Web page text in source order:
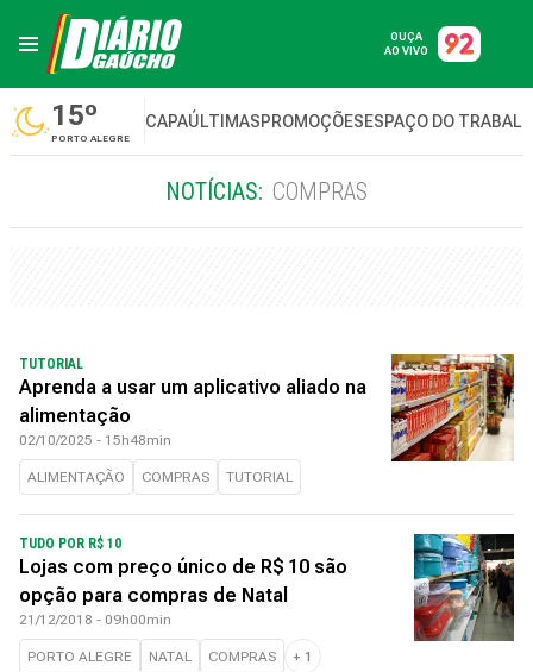
OUÇA
AO VIVO
15º
PORTO ALEGRE
CAPAÚLTIMASPROMOÇÕESESPAÇO DO
NOTÍCIAS: COMPRAS
TUTORIAL
Aprenda a usar um aplicativo aliado na
alimentação
02/10/2025 - 15h48min
ALIMENTAÇÃO COMPRAS TUTORIAL
TUDO POR R$ 10
Lojas com preço único de R$ 10 são
opção para compras de Natal
21/12/2018 - 09h00min
PORTO ALEGRE NATAL COMPRAS + 1